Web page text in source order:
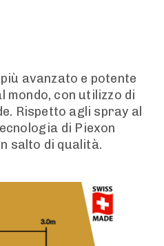
avanzato e potente
mondo, con utilizzo di
Rispetto agli spray al
di Piexon
salto di qualità.